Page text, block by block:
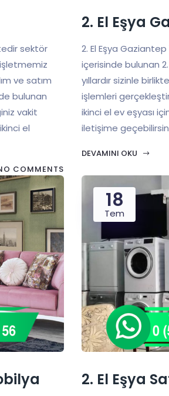
sektör
ve satım
bulunan
vakit
el
COMMENTS
2. El Eşya
2. El Eşya
içerisinde bulunan
yıllardır sizinle
işlemleri
ikinci el ev eşyası
iletişime
DEVAMINI OKU
18
Tem
2. El Eşya